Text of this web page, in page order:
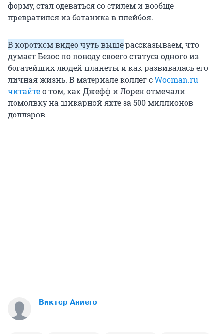
форму, стал одеваться со стилем и вообще
превратился из ботаника в плейбоя.
В коротком видео чуть вышерассказываем, что
думает Безос по поводу своего статуса одного из
богатейших людей планеты и как развивалась его
личная жизнь. В материале коллег сWooman.ru
читайтео том, как Джефф и Лорен отмечали
помолвку на шикарной яхте за 500 миллионов
долларов.
Виктор Аниего